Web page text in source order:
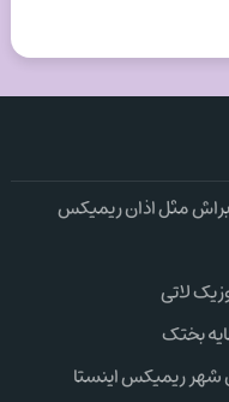
مثل اذان ریمیکس
لاتی
بختک
ریمیکس اینستا